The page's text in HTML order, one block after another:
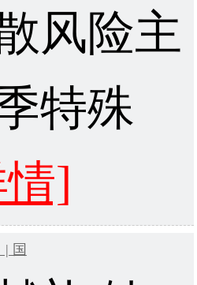
风险主
特殊
]
| 国